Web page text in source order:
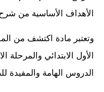
الأهداف الأساسية من
وتعتبر مادة اكتشف من
الأول الابتدائي
الدروس الهامة والمفيدة